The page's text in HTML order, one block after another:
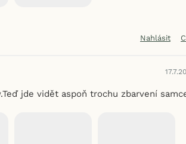
Nahlásit
jde vidět aspoň trochu zbarvení